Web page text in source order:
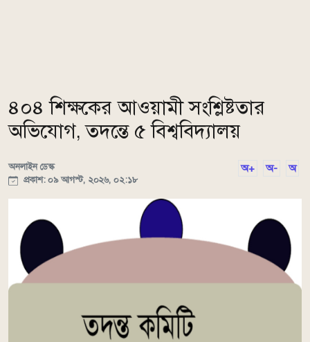
৪০৪ শিক্ষকের আওয়ামী সংশ্লিষ্টতার
অভিযোগ, তদন্তে ৫ বিশ্ববিদ্যালয়
অনলাইন ডেস্ক
প্রকাশ: ০৯ আগস্ট, ২০২৬, ০২:১৮
অ+ অ- অ